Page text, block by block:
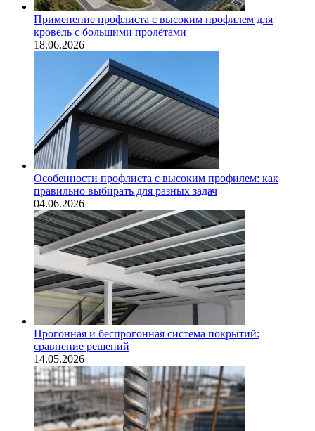
Применение профлиста с высоким профилем для
кровель с большими пролётами
18.06.2026
Особенности профлиста с высоким профилем: как
правильно выбирать для разных задач
04.06.2026
Прогонная и беспрогонная система покрытий:
сравнение решений
14.05.2026